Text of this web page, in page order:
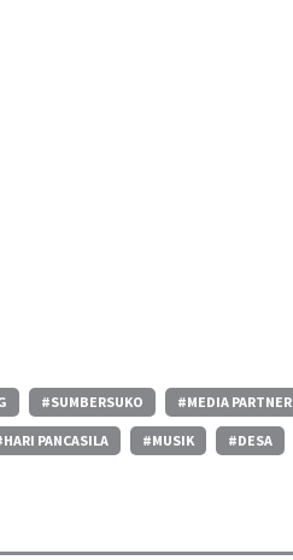
#SUMBERSUKO #MEDIA PARTNER
PANCASILA #MUSIK #DESA